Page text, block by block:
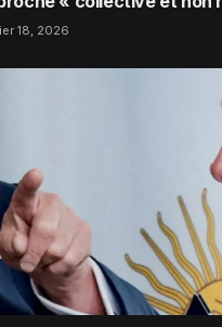
18, 2026